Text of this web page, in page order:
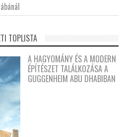
TOPLISTA
A HAGYOMÁNY ÉS A MODERN
ÉPÍTÉSZET TALÁLKOZÁSA A
GUGGENHEIM ABU DHABIBAN